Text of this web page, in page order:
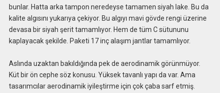
bunlar. Hatta arka tampon neredeyse tamamen siyah lake. Bu da
kalite algısını yukarıya çekiyor. Bu algıyı mavi gövde rengi üzerine
devasa bir siyah şerit tamamlıyor. Hem de tüm C sütununu
kaplayacak şekilde. Paketi 17 inç alaşım jantlar tamamlıyor.
Aslında uzaktan bakıldığında pek de aerodinamik görünmüyor.
Küt bir ön cephe söz konusu. Yüksek tavanlı yapı da var. Ama
tasarımcılar aerodinamik iyileştirme için çok çaba sarf etmiş.